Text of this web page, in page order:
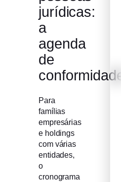
jurídicas:
a
agenda
de
conformidade
Para
famílias
empresárias
e holdings
com várias
entidades,
o
cronograma